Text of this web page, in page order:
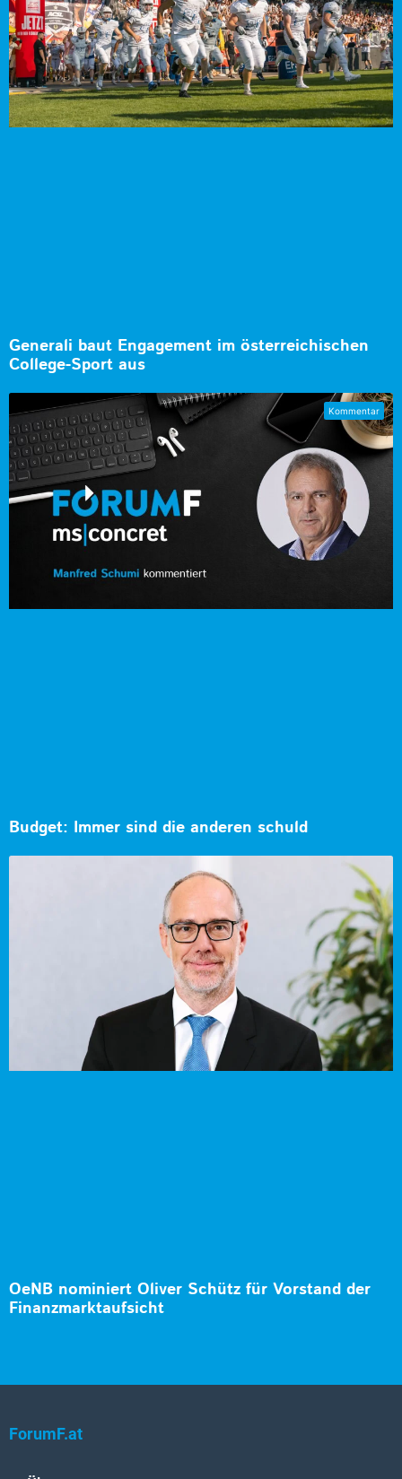
Generali baut Engagement im österreichischen
College-Sport aus
Budget: Immer sind die anderen schuld
OeNB nominiert Oliver Schütz für Vorstand der
Finanzmarktaufsicht
ForumF.at